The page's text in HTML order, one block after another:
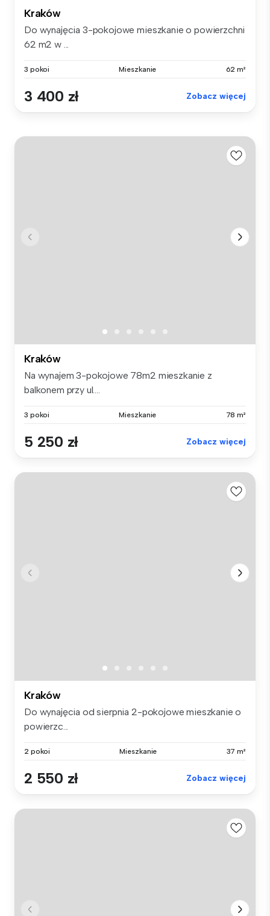
Kraków
Do wynajęcia 3-pokojowe mieszkanie o powierzchni
62 m2 w ...
3 pokoi Mieszkanie 62 m²
3 400 zł Zobacz więcej
Kraków
Na wynajem 3-pokojowe 78m2 mieszkanie z
balkonem przy ul....
3 pokoi Mieszkanie 78 m²
5 250 zł Zobacz więcej
Kraków
Do wynajęcia od sierpnia 2-pokojowe mieszkanie o
powierzc...
2 pokoi Mieszkanie 37 m²
2 550 zł Zobacz więcej